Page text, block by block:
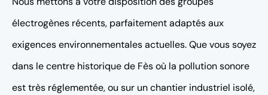
électrogènes récents, parfaitement adaptés aux
exigences environnementales actuelles. Que vous soyez
dans le centre historique de Fès où la pollution sonore
est très réglementée, ou sur un chantier industriel isolé,